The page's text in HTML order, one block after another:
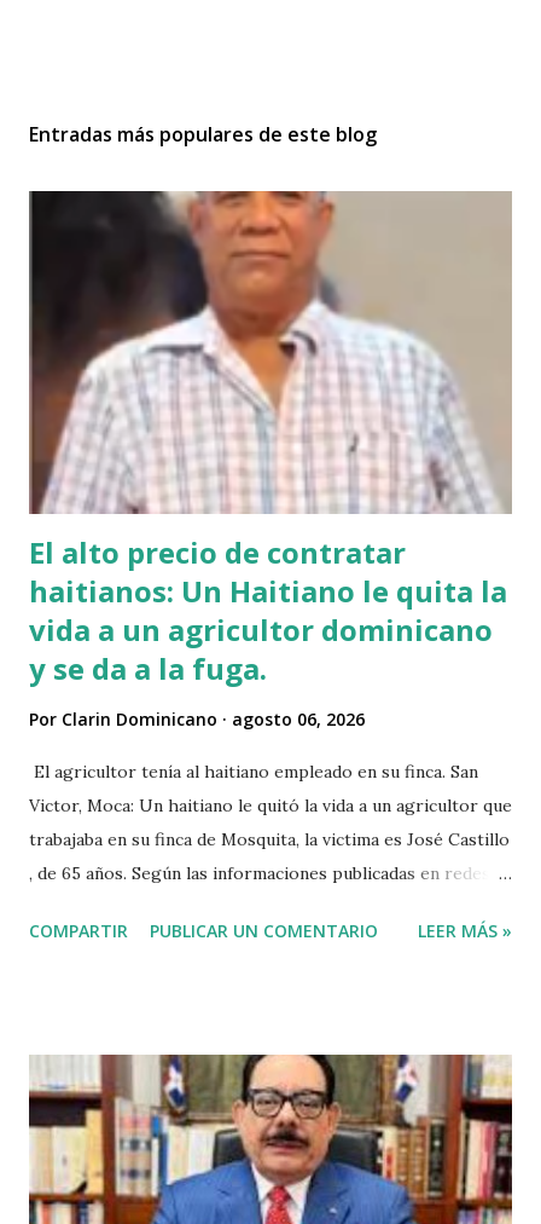
Entradas más populares de este blog
El alto precio de contratar
haitianos: Un Haitiano le quita la
vida a un agricultor dominicano
y se da a la fuga.
Por Clarin Dominicano agosto 06, 2026
El agricultor tenía al haitiano empleado en su finca. San
Victor, Moca: Un haitiano le quitó la vida a un agricultor que
trabajaba en su finca de Mosquita, la victima es José Castillo
, de 65 años. Según las informaciones publicadas en redes
que el haitiano de inmediato se puso al acecho del
dinero, por lo que este a su vez se mantuvo esperando el
momento oportuno para cometer el hecho y asaltarlo,
según versiones el haitiano era adicto a las drogas y por
eso le pidió el dinero prestado. Las versiones de los
comunitarios indican que el asesino tenía su ropa empapada
COMPARTIR PUBLICAR UN COMENTARIO LEER MÁS »